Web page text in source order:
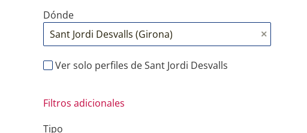
Dónde
Ver solo perfiles de Sant Jordi Desvalls
Filtros adicionales
Tipo